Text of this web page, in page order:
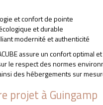
et confort de pointe
et durable
modernité et authenticité
assure un confort optimal
le respect des normes
des hébergements sur
projet à Guingamp